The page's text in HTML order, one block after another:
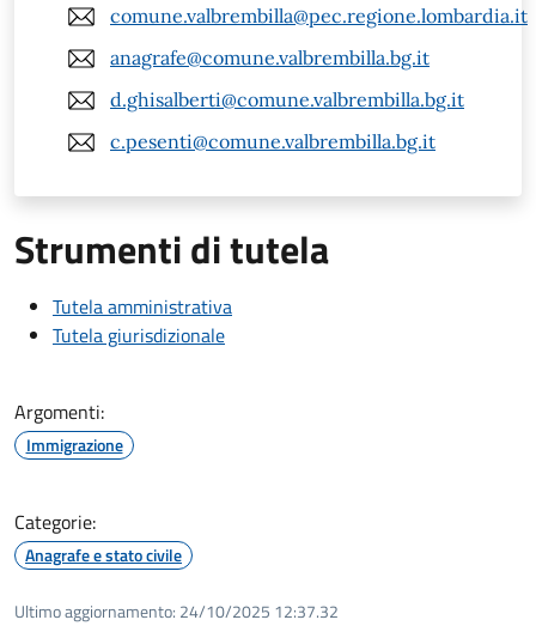
comune.valbrembilla@pec.regione.lombardia.it
anagrafe@comune.valbrembilla.bg.it
d.ghisalberti@comune.valbrembilla.bg.it
c.pesenti@comune.valbrembilla.bg.it
Strumenti di tutela
Tutela amministrativa
Tutela giurisdizionale
Argomenti:
Immigrazione
Categorie:
Anagrafe e stato civile
Ultimo aggiornamento: 24/10/2025 12:37.32